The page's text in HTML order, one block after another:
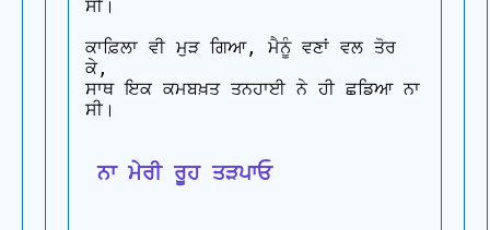
ਸੀ।
ਕਾਫ਼ਿਲਾ ਵੀ ਮੁੜ ਗਿਆ, ਮੈਨੂੰ ਵਣਾਂ ਵਲ ਤੋਰ
ਕੇ,
ਸਾਥ ਇਕ ਕਮਬਖ਼ਤ ਤਨਹਾਈ ਨੇ ਹੀ ਛਡਿਆ ਨਾ
ਸੀ।
ਨਾ ਮੇਰੀ ਰੂਹ ਤੜਪਾਓ